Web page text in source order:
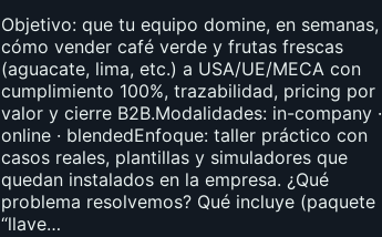
Objetivo: que tu equipo domine, en semanas,
cómo vender café verde y frutas frescas
(aguacate, lima, etc.) a USA/UE/MECA con
cumplimiento 100%, trazabilidad, pricing por
valor y cierre B2B.Modalidades: in-company ·
online · blendedEnfoque: taller práctico con
casos reales, plantillas y simuladores que
quedan instalados en la empresa. ¿Qué
problema resolvemos? Qué incluye (paquete
“llave…